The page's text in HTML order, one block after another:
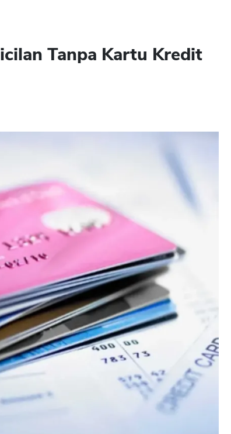
Tanpa Kartu Kredit